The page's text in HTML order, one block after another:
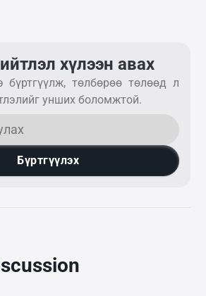
хүлээн авах
бүртгүүлж, төлбөрөө төлөөд л
унших боломжтой.
Бүртгүүлэх